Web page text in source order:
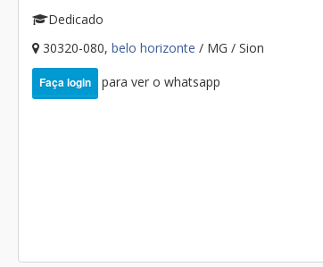
Dedicado
30320-080, belo horizonte / MG / Sion
Faça login para ver o whatsapp